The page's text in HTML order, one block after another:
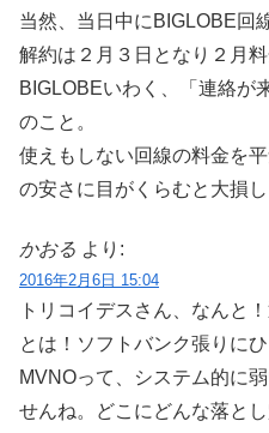
当然、当日中にBIGLOBE回
解約は２月３日となり２月
BIGLOBEいわく、「連絡が
のこと。
使えもしない回線の料金を
の安さに目がくらむと大損し
かおる より:
2016年2月6日 15:04
トリコイデスさん、なんと
とは！ソフトバンク張りに
MVNOって、システム的に
せんね。どこにどんな落と